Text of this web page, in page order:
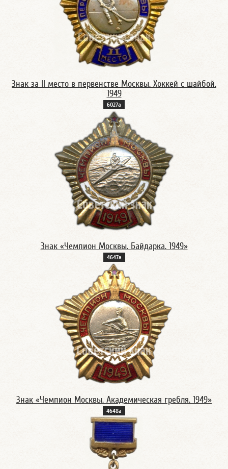
Знак за II место в первенстве Москвы. Хоккей с шайбой.
1949
6027а
Знак «Чемпион Москвы. Байдарка. 1949»
4647а
Знак «Чемпион Москвы. Академическая гребля. 1949»
4648а